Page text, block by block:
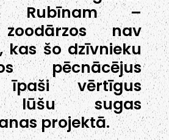
Rubīnam –
nav
kas šo dzīvnieku
pēcnācējus
vērtīgus
lūšu sugas
projektā.